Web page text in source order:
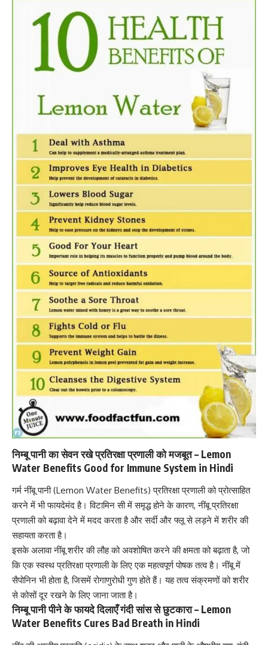
निम्बू पानी का सेवन रखे प्रतिरक्षा प्रणाली को मजबूत – Lemon
Water Benefits Good for Immune System in Hindi
गर्म नींबू पानी (Lemon Water Benefits) प्रतिरक्षा प्रणाली को प्रोत्साहित
करने में भी फायदेमंद है।विटामिन सीमें समृद्ध होने के कारण, नींबू प्रतिरक्षा
प्रणाली को बढ़ावा देने में मदद करता है और सर्दी और फ्लू से लड़ने में शरीर की
सहायता करता है।
इसके अलावा नींबू शरीर की लौह को अवशोषित करने की क्षमता को बढ़ाता है, जो
कि एक स्वस्थ प्रतिरक्षा प्रणाली के लिए एक महत्वपूर्ण पोषक तत्व है। नींबू में
सैपोनिन भी होता है, जिसमें रोगाणुरोधी गुण होते हैं। यह तत्व संक्रमणों को शरीर
से कोसों दूर रखने के लिए जाना जाता है।
निम्बू पानी पीने के फायदे दिलाएँ गंदी सांस से छुटकारा – Lemon
Water Benefits Cures Bad Breath in Hindi